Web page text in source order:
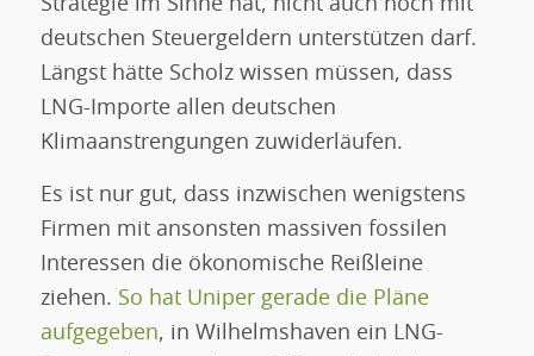
Strategie im Sinne hat, nicht auch noch mit
deutschen Steuergeldern unterstützen darf.
Längst hätte Scholz wissen müssen, dass
LNG-Importe allen deutschen
Klimaanstrengungen zuwiderläufen.
Es ist nur gut, dass inzwischen wenigstens
Firmen mit ansonsten massiven fossilen
Interessen die ökonomische Reißleine
ziehen. So hat Uniper gerade die Pläne
aufgegeben, in Wilhelmshaven ein LNG-